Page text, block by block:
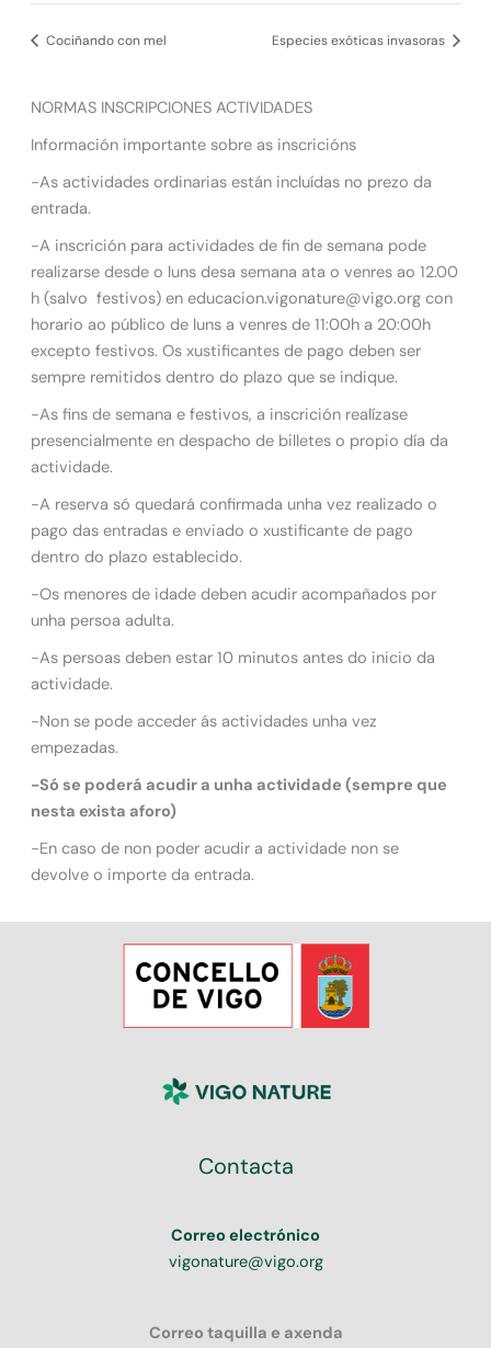
Cociñando con mel Especies exóticas invasoras
NORMAS INSCRIPCIONES ACTIVIDADES
Información importante sobre as inscricións
-As actividades ordinarias están incluídas no prezo da
entrada.
-A inscrición para actividades de fin de semana pode
realizarse desde o luns desa semana ata o venres ao 12.00
h (salvo festivos) en educacion.vigonature@vigo.org con
horario ao público de luns a venres de 11:00h a 20:00h
excepto festivos. Os xustificantes de pago deben ser
sempre remitidos dentro do plazo que se indique.
-As fins de semana e festivos, a inscrición realízase
presencialmente en despacho de billetes o propio día da
actividade.
-A reserva só quedará confirmada unha vez realizado o
pago das entradas e enviado o xustificante de pago
dentro do plazo establecido.
-Os menores de idade deben acudir acompañados por
unha persoa adulta.
-As persoas deben estar 10 minutos antes do inicio da
actividade.
-Non se pode acceder ás actividades unha vez
empezadas.
-Só se poderá acudir a unha actividade (sempre que
nesta exista aforo)
-En caso de non poder acudir a actividade non se
devolve o importe da entrada.
Contacta
Correo electrónico
vigonature@vigo.org
Correo taquilla e axenda